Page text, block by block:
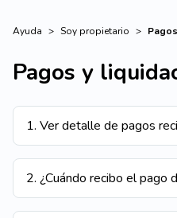
Ayuda > Soy propietario >
Pagos y
1. Ver detalle de pagos
2. ¿Cuándo recibo el pago